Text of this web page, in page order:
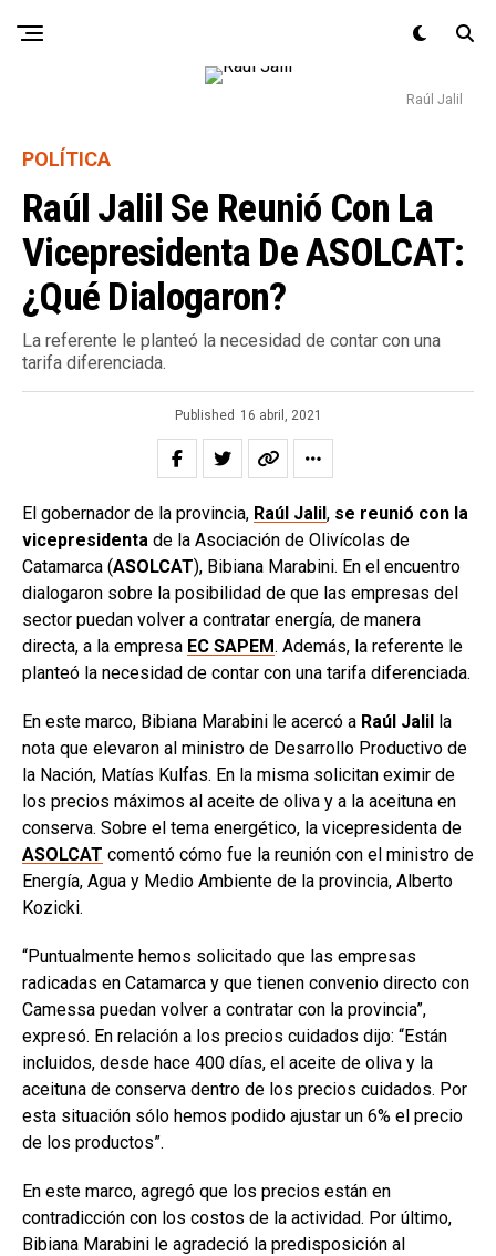
Raúl Jalil
POLÍTICA
Raúl Jalil Se Reunió Con La
Vicepresidenta De ASOLCAT:
¿qué Dialogaron?
La referente le planteó la necesidad de contar con una
tarifa diferenciada.
Published 16 abril, 2021
El gobernador de la provincia, Raúl Jalil, se reunió con la
vicepresidenta de la Asociación de Olivícolas de
Catamarca (ASOLCAT), Bibiana Marabini. En el encuentro
dialogaron sobre la posibilidad de que las empresas del
sector puedan volver a contratar energía, de manera
directa, a la empresa EC SAPEM. Además, la referente le
planteó la necesidad de contar con una tarifa diferenciada.
En este marco, Bibiana Marabini le acercó a Raúl Jalil la
nota que elevaron al ministro de Desarrollo Productivo de
la Nación, Matías Kulfas. En la misma solicitan eximir de
los precios máximos al aceite de oliva y a la aceituna en
conserva. Sobre el tema energético, la vicepresidenta de
ASOLCAT comentó cómo fue la reunión con el ministro de
Energía, Agua y Medio Ambiente de la provincia, Alberto
Kozicki.
“Puntualmente hemos solicitado que las empresas
radicadas en Catamarca y que tienen convenio directo con
Camessa puedan volver a contratar con la provincia”,
expresó. En relación a los precios cuidados dijo: “Están
incluidos, desde hace 400 días, el aceite de oliva y la
aceituna de conserva dentro de los precios cuidados. Por
esta situación sólo hemos podido ajustar un 6% el precio
de los productos”.
En este marco, agregó que los precios están en
contradicción con los costos de la actividad. Por último,
Bibiana Marabini le agradeció la predisposición al